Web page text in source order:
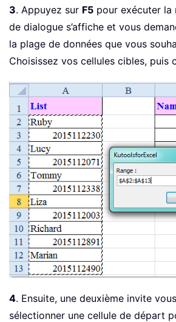
        num2
= num2 +
End
If
Next
End
Sub
3. Appuyez sur F5 pour exécuter la
de dialogue s’affiche et vous
la plage de données que vous
Choisissez vos cellules cibles, puis
4. Ensuite, une deuxième invite
sélectionner une cellule de départ